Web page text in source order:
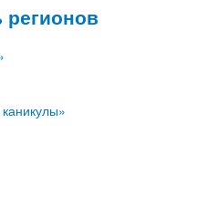
регионов